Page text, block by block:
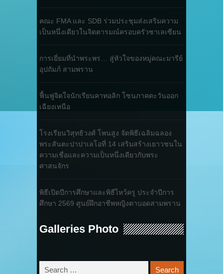
คณะ FMA และ SDB ร่วมประชุมส่งเสริมความ
เป็นหนึ่งเดียวในจิตตารมณ์ครอบครัวซาเลเซียน
การเยี่ยมที่นำพระพร… สู่หัวใจของหมู่คณะมารีย์
อุปถัมภ์ สามพราน
ฟื้นฟูจิตใจนักเรียนคาทอลิก โซนภาคตะวันออก
เฉียงเหนือ
โรงเรียนวิสุทธิวงศ์ โพนสูง จัดพิธีเฉลิมฉลอง
พระสันตะปาปาเลโอที่ 14 เสริมสร้างเยาวชนใน
ความเชื่อและความเป็นหนึ่งเดียวกับพระ
ศาสนจักร
พิธีเปิดปีการศึกษาและพิธีไหว้ครู ประจำปีการ
ศึกษา 2569 ศูนย์ฝึกอาชีพหญิงตาบอดสามพราน
Galleries Photo